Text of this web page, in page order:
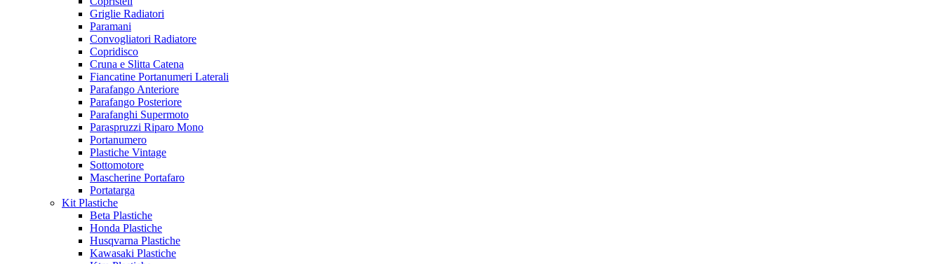
Griglie Radiatori
Paramani
Convogliatori Radiatore
Copridisco
Cruna e Slitta Catena
Fiancatine Portanumeri Laterali
Parafango Anteriore
Parafango Posteriore
Parafanghi Supermoto
Paraspruzzi Riparo Mono
Portanumero
Plastiche Vintage
Sottomotore
Mascherine Portafaro
Portatarga
Kit Plastiche
Beta Plastiche
Honda Plastiche
Husqvarna Plastiche
Kawasaki Plastiche